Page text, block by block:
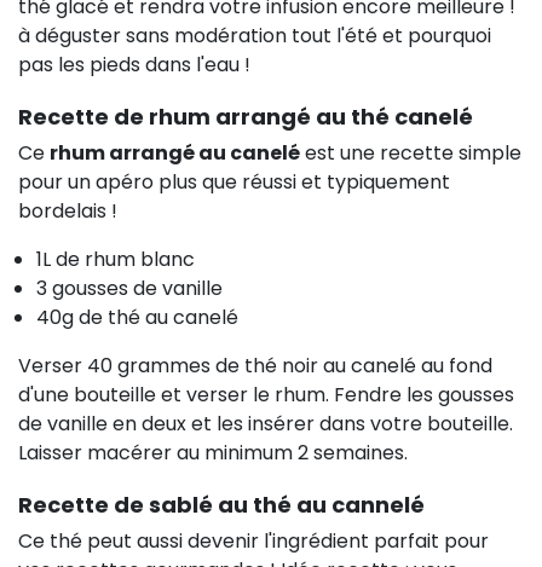
thé glacé et rendra votre infusion encore meilleure !
à déguster sans modération tout l'été et pourquoi
pas les pieds dans l'eau !
Recette de rhum arrangé au thé canelé
Ce rhum arrangé au caneléest une recette simple
pour un apéro plus que réussi et typiquement
bordelais !
1L de rhum blanc
3 gousses de vanille
40g de thé au canelé
Verser 40 grammes de thé noir au canelé au fond
d'une bouteille et verser le rhum. Fendre les gousses
de vanille en deux et les insérer dans votre bouteille.
Laisser macérer au minimum 2 semaines.
Recette de sablé au thé au cannelé
Ce thé peut aussi devenir l'ingrédient parfait pour